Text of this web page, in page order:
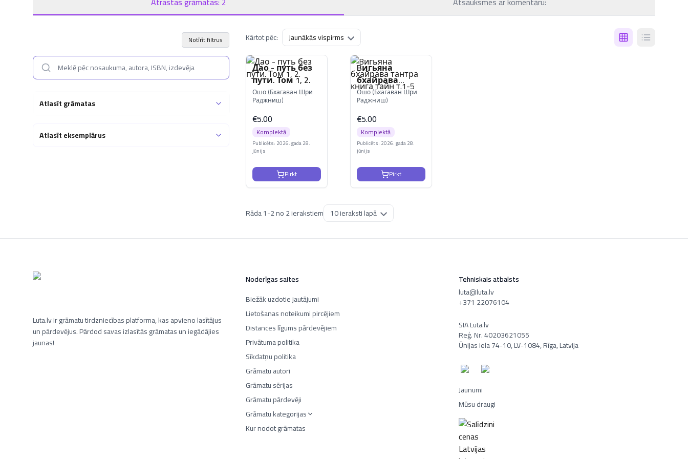
Notīrīt filtrus
Atlasīt grāmatas
Atlasīt eksemplārus
Kārtot pēc:
Дао - путь без
пути. Том 1, 2.
Ошо (Бхагаван Шри
Раджниш)
€5.00
Komplektā
Publicēts: 2026. gada 28.
jūnijs
Pirkt
Bигьяна
бхайрава
тантра книга
тайн т.1-5
Ошо (Бхагаван Шри
Раджниш)
€5.00
Komplektā
Publicēts: 2026. gada 28.
jūnijs
Pirkt
Rāda1-2no2ierakstiem
Luta.lv ir grāmatu tirdzniecības platforma, kas apvieno lasītājus
un pārdevējus. Pārdod savas izlasītās grāmatas un iegādājies
jaunas!
Noderīgas saites
Biežāk uzdotie jautājumi
Lietošanas noteikumi pircējiem
Distances līgums pārdevējiem
Privātuma politika
Sīkdatņu politika
Grāmatu autori
Grāmatu sērijas
Grāmatu pārdevēji
Grāmatu kategorijas
Kur nodot grāmatas
Tehniskais atbalsts
luta@luta.lv
+371 22076104
SIA Luta.lv
Reģ. Nr. 40203621055
Ūnijas iela 74-10, LV-1084, Rīga, Latvija
Jaunumi
Mūsu draugi